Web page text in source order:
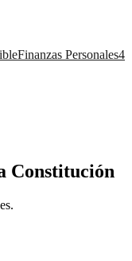
Finanzas Personales4
Constitución